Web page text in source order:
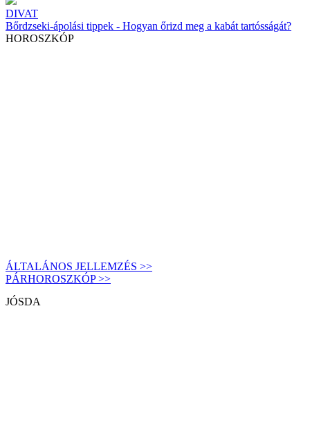
DIVAT
Bőrdzseki-ápolási tippek - Hogyan őrizd meg a kabát tartósságát?
HOROSZKÓP
ÁLTALÁNOS JELLEMZÉS >>
PÁRHOROSZKÓP >>
JÓSDA